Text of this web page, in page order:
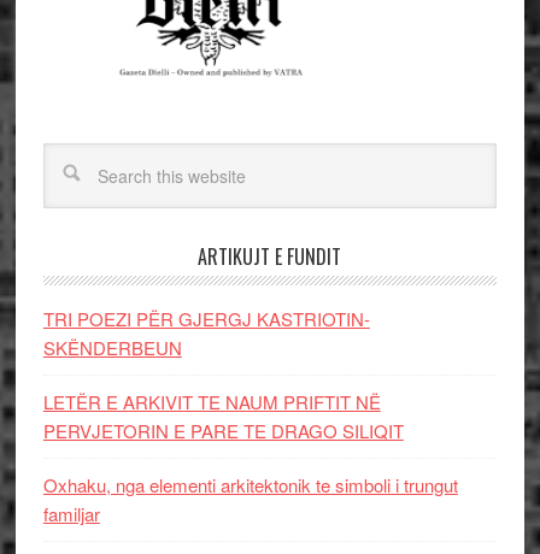
ARTIKUJT E FUNDIT
TRI POEZI PËR GJERGJ KASTRIOTIN-
SKËNDERBEUN
LETËR E ARKIVIT TE NAUM PRIFTIT NË
PERVJETORIN E PARE TE DRAGO SILIQIT
Oxhaku, nga elementi arkitektonik te simboli i trungut
familjar